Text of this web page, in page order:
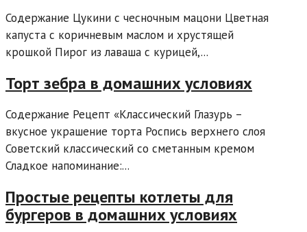
Содержание Цукини с чесночным мацони Цветная
капуста с коричневым маслом и хрустящей
крошкой Пирог из лаваша с курицей,...
Торт зебра в домашних условиях
Содержание Рецепт «Классический Глазурь –
вкусное украшение торта Роспись верхнего слоя
Советский классический со сметанным кремом
Сладкое напоминание:...
Простые рецепты котлеты для
бургеров в домашних условиях